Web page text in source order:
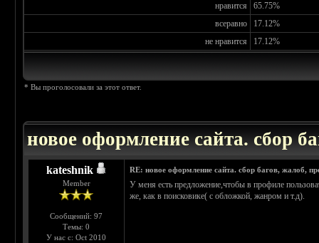
нравится
65.75%
всеравно
17.12%
не нравится
17.12%
* Вы проголосовали за этот ответ.
новое оформление сайта. сбор
kateshnik
Member
Сообщений: 97
Темы: 0
У нас с: Oct 2010
RE: новое оформление сайта. сбор багов, жалоб,
У меня есть предложение,чтобы в профиле
же, как в поисковике( с обложкой, жанром и т.д).